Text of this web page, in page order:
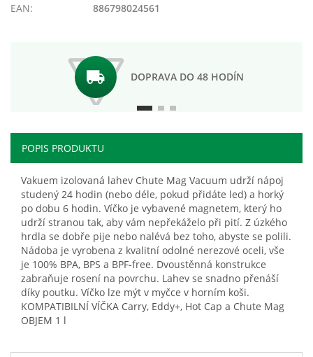
EAN:
886798024561
DOPRAVA DO 48 HODÍN
POPIS PRODUKTU
Vakuem izolovaná lahev Chute Mag Vacuum udrží nápoj
studený 24 hodin (nebo déle, pokud přidáte led) a horký
po dobu 6 hodin. Víčko je vybavené magnetem, který ho
udrží stranou tak, aby vám nepřekáželo při pití. Z úzkého
hrdla se dobře pije nebo nalévá bez toho, abyste se polili.
Nádoba je vyrobena z kvalitní odolné nerezové oceli, vše
je 100% BPA, BPS a BPF-free. Dvoustěnná konstrukce
zabraňuje rosení na povrchu. Lahev se snadno přenáší
díky poutku. Víčko lze mýt v myčce v horním koši.
KOMPATIBILNÍ VÍČKA Carry, Eddy+, Hot Cap a Chute Mag
OBJEM 1 l